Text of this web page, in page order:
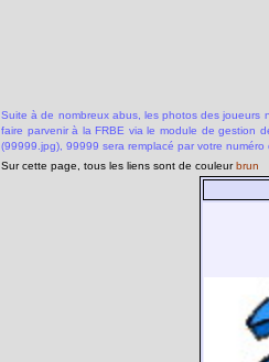
Suite à de nombreux abus, les photos des joueurs
faire parvenir à la FRBE via le module de gestion
(99999.jpg), 99999 sera remplacé par votre numéro
Sur cette page, tous les liens sont de couleurbrun